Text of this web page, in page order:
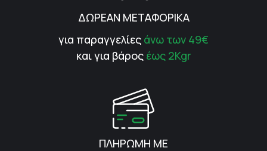
ΔΩΡΕΑΝ ΜΕΤΑΦΟΡΙΚΑ
για παραγγελίες άνω των 49€
και για βάρος έως 2Kgr
ΠΛΗΡΩΜΗ ΜΕ